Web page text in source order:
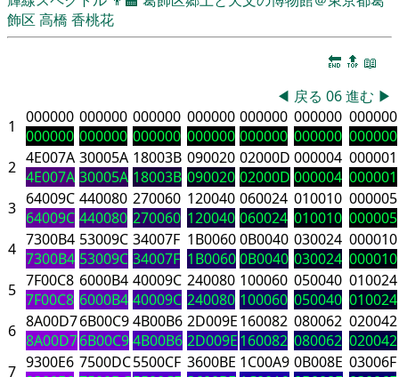
飾区 高橋 香桃花
🔚 🔝 📖
◀ 戻る 06進む ▶
1
000000
000000
000000
000000
000000
000000
000000
000000
000000
000000
000000
000000
000000
000000
2 4E007A
4E007A
30005A
30005A
18003B
18003B
090020
090020
02000D
02000D
000004
000004
000001
000001
3 64009C
64009C
440080
440080
270060
270060
120040
120040
060024
060024
010010
010010
000005
000005
4 7300B4
7300B4
53009C
53009C
34007F
34007F
1B0060
1B0060
0B0040
0B0040
030024
030024
000010
000010
5 7F00C8
7F00C8
6000B4
6000B4
40009C
40009C
240080
240080
100060
100060
050040
050040
010024
010024
6 8A00D7
8A00D7
6B00C9
6B00C9
4B00B6
4B00B6
2D009E
2D009E
160082
160082
080062
080062
020042
020042
7 9300E6 7500DC5500CF 3600BE 1C00A9 0B008E 03006F